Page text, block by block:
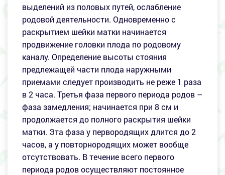
выделений из половых путей, ослабление
родовой деятельности. Одновременно с
раскрытием шейки матки начинается
продвижение головки плода по родовому
каналу. Определение высоты стояния
предлежащей части плода наружными
приемами следует производить не реже 1 раза
в 2 часа. Третья фаза первого периода родов –
фаза замедления; начинается при 8 см и
продолжается до полного раскрытия шейки
матки. Эта фаза у первородящих длится до 2
часов, а у повторнородящих может вообще
отсутствовать. В течение всего первого
периода родов осуществляют постоянное